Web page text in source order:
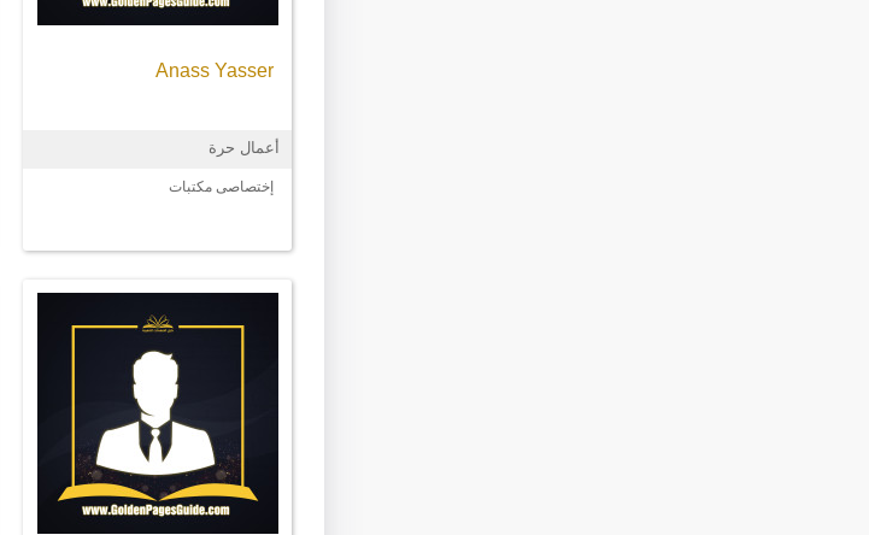
Anass Yasser
أعمال حرة
إختصاصى مكتبات